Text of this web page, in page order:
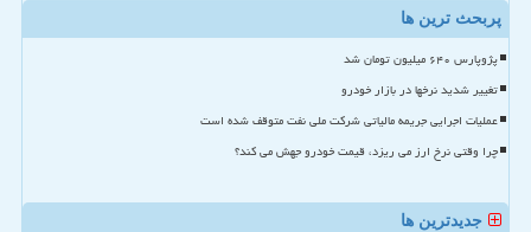
پربحث ترین ها
پژوپارس ۶۴۰ میلیون تومان شد
تغییر شدید نرخها در بازار خودرو
عملیات اجرایی جریمه مالیاتی شرکت ملی نفت متوقف شده است
چرا وقتی نرخ ارز می ریزد، قیمت خودرو جهش می کند؟
جدیدترین ها